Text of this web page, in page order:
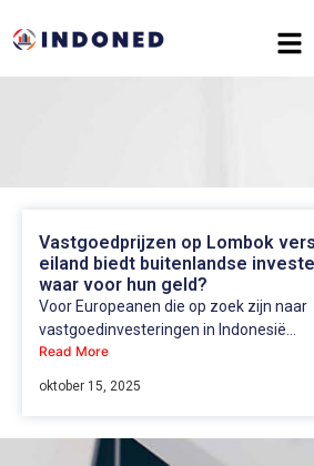
Vastgoedprijzen op Lombok
eiland biedt buitenlandse
waar voor hun geld?
Voor Europeanen die op zoek zijn naar
vastgoedinvesteringen in Indonesië...
Read More
oktober 15, 2025